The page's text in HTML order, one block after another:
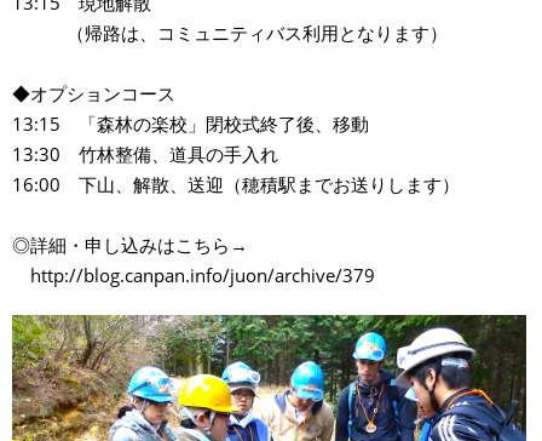
（帰路は、コミュニティバス利用となります）
◆オプションコース
13:15 「森林の楽校」閉校式終了後、移動
13:30 竹林整備、道具の手入れ
16:00 下山、解散、送迎（穂積駅までお送りします）
◎詳細・申し込みはこちら→
http://blog.canpan.info/juon/archive/379